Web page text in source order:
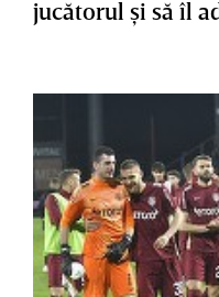
jucătorul şi să îl